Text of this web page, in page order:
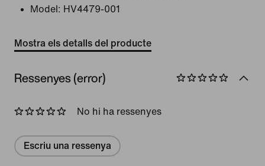
Model: HV4479-001
Mostra els detalls del producte
Ressenyes (error)
No hi ha ressenyes
Escriu una ressenya